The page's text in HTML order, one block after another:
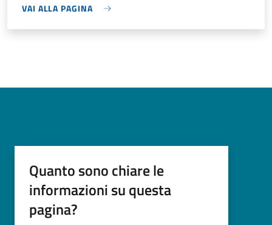
VAI ALLA PAGINA
Quanto sono chiare le
informazioni su questa
pagina?